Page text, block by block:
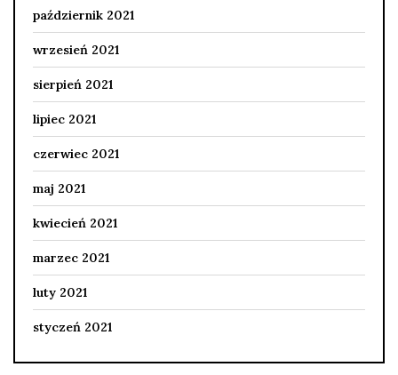
październik 2021
wrzesień 2021
sierpień 2021
lipiec 2021
czerwiec 2021
maj 2021
kwiecień 2021
marzec 2021
luty 2021
styczeń 2021